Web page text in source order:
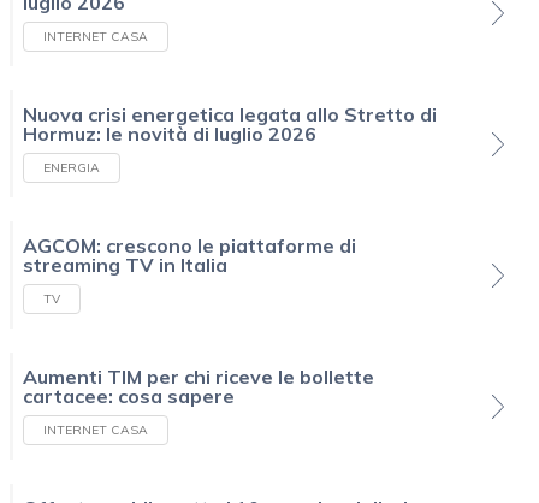
INTERNET CASA
Nuova crisi energetica legata allo Stretto di
Hormuz: le novità di luglio 2026
ENERGIA
AGCOM: crescono le piattaforme di
streaming TV in Italia
TV
Aumenti TIM per chi riceve le bollette
cartacee: cosa sapere
INTERNET CASA